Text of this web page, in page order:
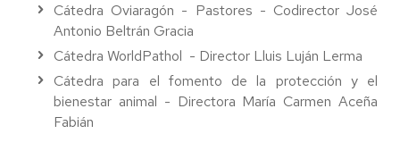
Cátedra Oviaragón - Pastores - Codirector José
Antonio Beltrán Gracia
Cátedra WorldPathol - Director Lluis Luján Lerma
Cátedra para el fomento de la protección y el
bienestar animal - Directora María Carmen Aceña
Fabián